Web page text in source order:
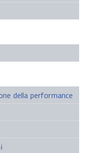
della performance